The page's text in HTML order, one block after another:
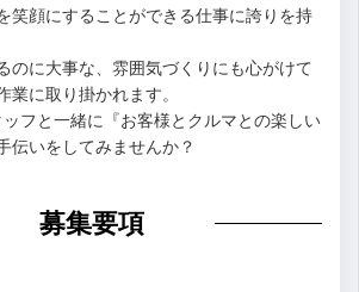
笑顔にすることができる仕事に誇りを持
のに大事な、雰囲気づくりにも心がけて
業に取り掛かれます。
フと一緒に『お客様とクルマとの楽しい
伝いをしてみませんか？
募集要項